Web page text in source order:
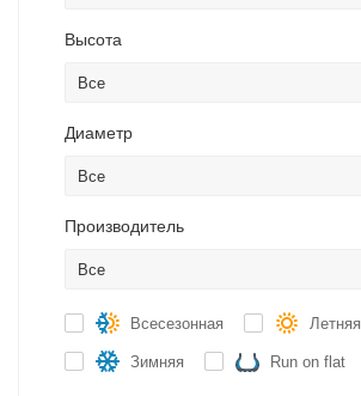
Высота
Все
Диаметр
Все
Производитель
Все
Всесезонная Летняя
Зимняя Run on flat